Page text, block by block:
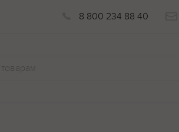
8 800 234 88 40